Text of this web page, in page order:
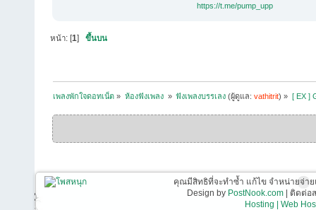
https://t.me/pump_upp
หน้า: [1 ]ขึ้นบน
เพลงพักใจดอทเน็ต » ห้องฟังเพลง » ฟังเพลงบรรเลง (ผู้ดูแล:vathitrit) » [ EX ]
คุณมีสิทธิที่จะทำซ้ำ แก้ไข จำหน่ายจ่า
Design by PostNook.com| ติดต่อส
Hosting | Web